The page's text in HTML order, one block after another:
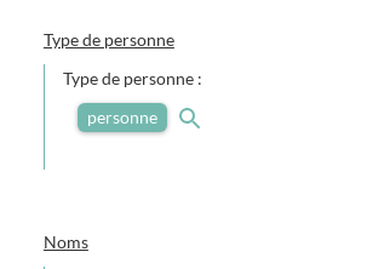
Type de personne
Type de personne :
personne
Noms